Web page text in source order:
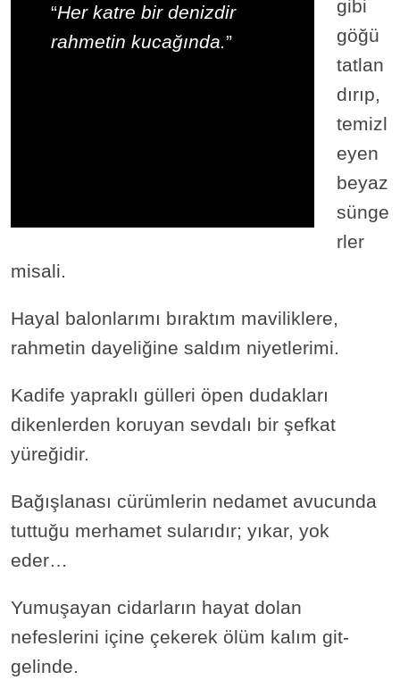
“Her katre bir denizdir
rahmetin kucağında.”
gibi
göğü
tatlan
dırıp,
temizl
eyen
beyaz
sünge
rler
misali.
Hayal balonlarımı bıraktım maviliklere,
rahmetin dayeliğine saldım niyetlerimi.
Kadife yapraklı gülleri öpen dudakları
dikenlerden koruyan sevdalı bir şefkat
yüreğidir.
Bağışlanası cürümlerin nedamet avucunda
tuttuğu merhamet sularıdır; yıkar, yok
eder…
Yumuşayan cidarların hayat dolan
nefeslerini içine çekerek ölüm kalım git-
gelinde.